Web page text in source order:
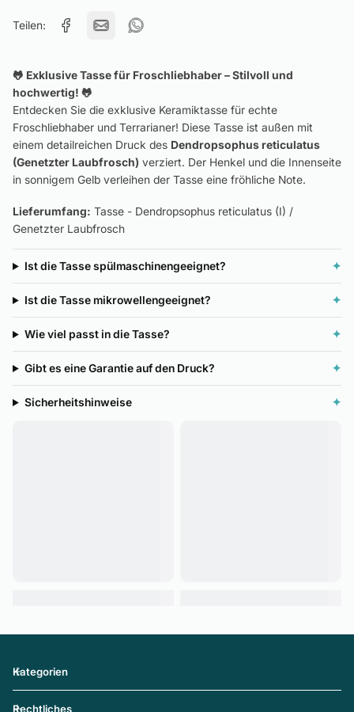
Teilen:
🐸 Exklusive Tasse für Froschliebhaber – Stilvoll und
hochwertig! 🐸
Entdecken Sie die exklusive Keramiktasse für echte
Froschliebhaber und Terrarianer! Diese Tasse ist außen mit
einem detailreichen Druck des Dendropsophus reticulatus
(Genetzter Laubfrosch) verziert. Der Henkel und die Innenseite
in sonnigem Gelb verleihen der Tasse eine fröhliche Note.
Lieferumfang: Tasse - Dendropsophus reticulatus (I) /
Genetzter Laubfrosch
Ist die Tasse spülmaschinengeeignet? ✦
Ist die Tasse mikrowellengeeignet? ✦
Wie viel passt in die Tasse? ✦
Gibt es eine Garantie auf den Druck? ✦
Sicherheitshinweise ✦
Kategorien
Rechtliches